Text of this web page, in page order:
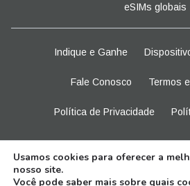
eSIMs globais
Indique e Ganhe
Fale Conosco Termos
Política de Privacidade
Usamos cookies para oferecer a
nosso site.
Você pode saber mais sobre quais